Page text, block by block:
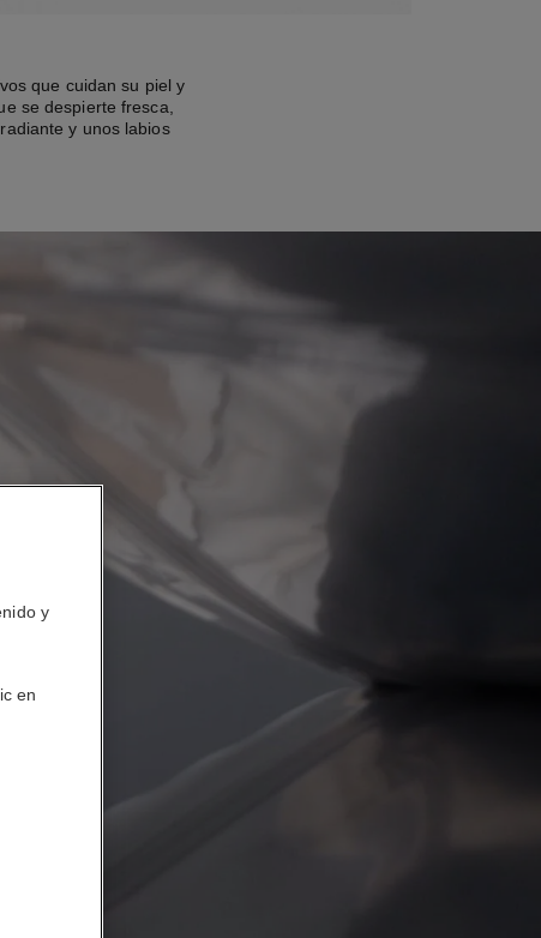
que cuidan su piel y
se despierte fresca,
y unos labios
y
en